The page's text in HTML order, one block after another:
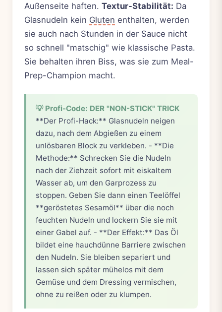
Außenseite haften. Textur-Stabilität: Da
Glasnudeln kein Gluten enthalten, werden
sie auch nach Stunden in der Sauce nicht
so schnell "matschig" wie klassische Pasta.
Sie behalten ihren Biss, was sie zum Meal-
Prep-Champion macht.
💡 Profi-Code: DER "NON-STICK" TRICK
**Der Profi-Hack:** Glasnudeln neigen
dazu, nach dem Abgießen zu einem
unlösbaren Block zu verkleben. - **Die
Methode:** Schrecken Sie die Nudeln
nach der Ziehzeit sofort mit eiskaltem
Wasser ab, um den Garprozess zu
stoppen. Geben Sie dann einen Teelöffel
**geröstetes Sesamöl** über die noch
feuchten Nudeln und lockern Sie sie mit
einer Gabel auf. - **Der Effekt:** Das Öl
bildet eine hauchdünne Barriere zwischen
den Nudeln. Sie bleiben separiert und
lassen sich später mühelos mit dem
Gemüse und dem Dressing vermischen,
ohne zu reißen oder zu klumpen.